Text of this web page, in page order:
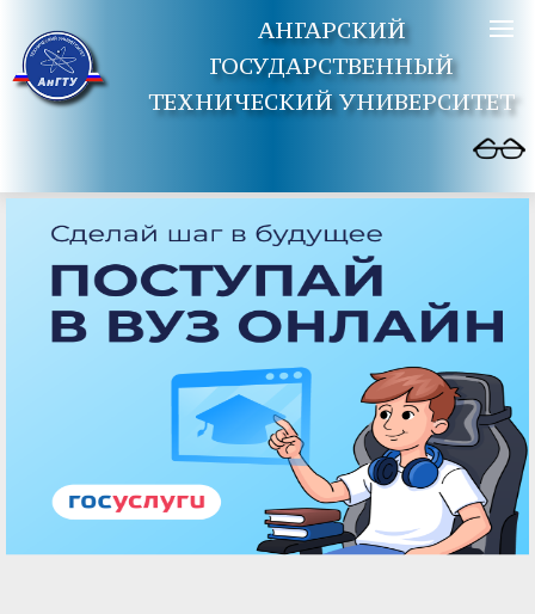
АНГАРСКИЙ
ГОСУДАРСТВЕННЫЙ
ТЕХНИЧЕСКИЙ УНИВЕРСИТЕТ